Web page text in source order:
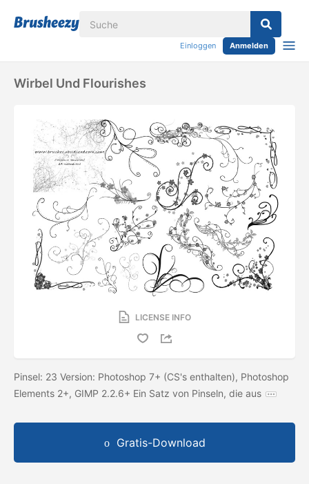
Einloggen Anmelden
Wirbel Und Flourishes
LICENSE INFO
Pinsel: 23 Version: Photoshop 7+ (CS's enthalten), Photoshop
Elements 2+, GIMP 2.2.6+ Ein Satz von Pinseln, die aus
Gratis-Download